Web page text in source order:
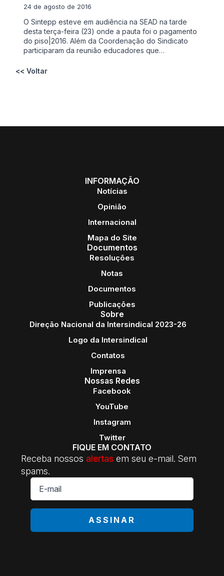
24 de agosto de 2016
O Sintepp esteve em audiência na SEAD na tarde
desta terça-feira (23) onde a pauta foi o pagamento
do piso|2016. Além da Coordenação do Sindicato
participaram da reunião educadores que…
<< Voltar
INFORMAÇÃO
Notícias
Opinião
Internacional
Mapa do Site
Documentos
Resoluções
Notas
Documentos
Publicações
Sobre
Direção Nacional da Intersindical 2023-26
Logo da Intersindical
Contatos
Imprensa
Nossas Redes
Facebook
YouTube
Instagram
Twitter
FIQUE EM CONTATO
Receba nossos alertas em seu e-mail. Sem
spams.
E-
mail
ASSINAR